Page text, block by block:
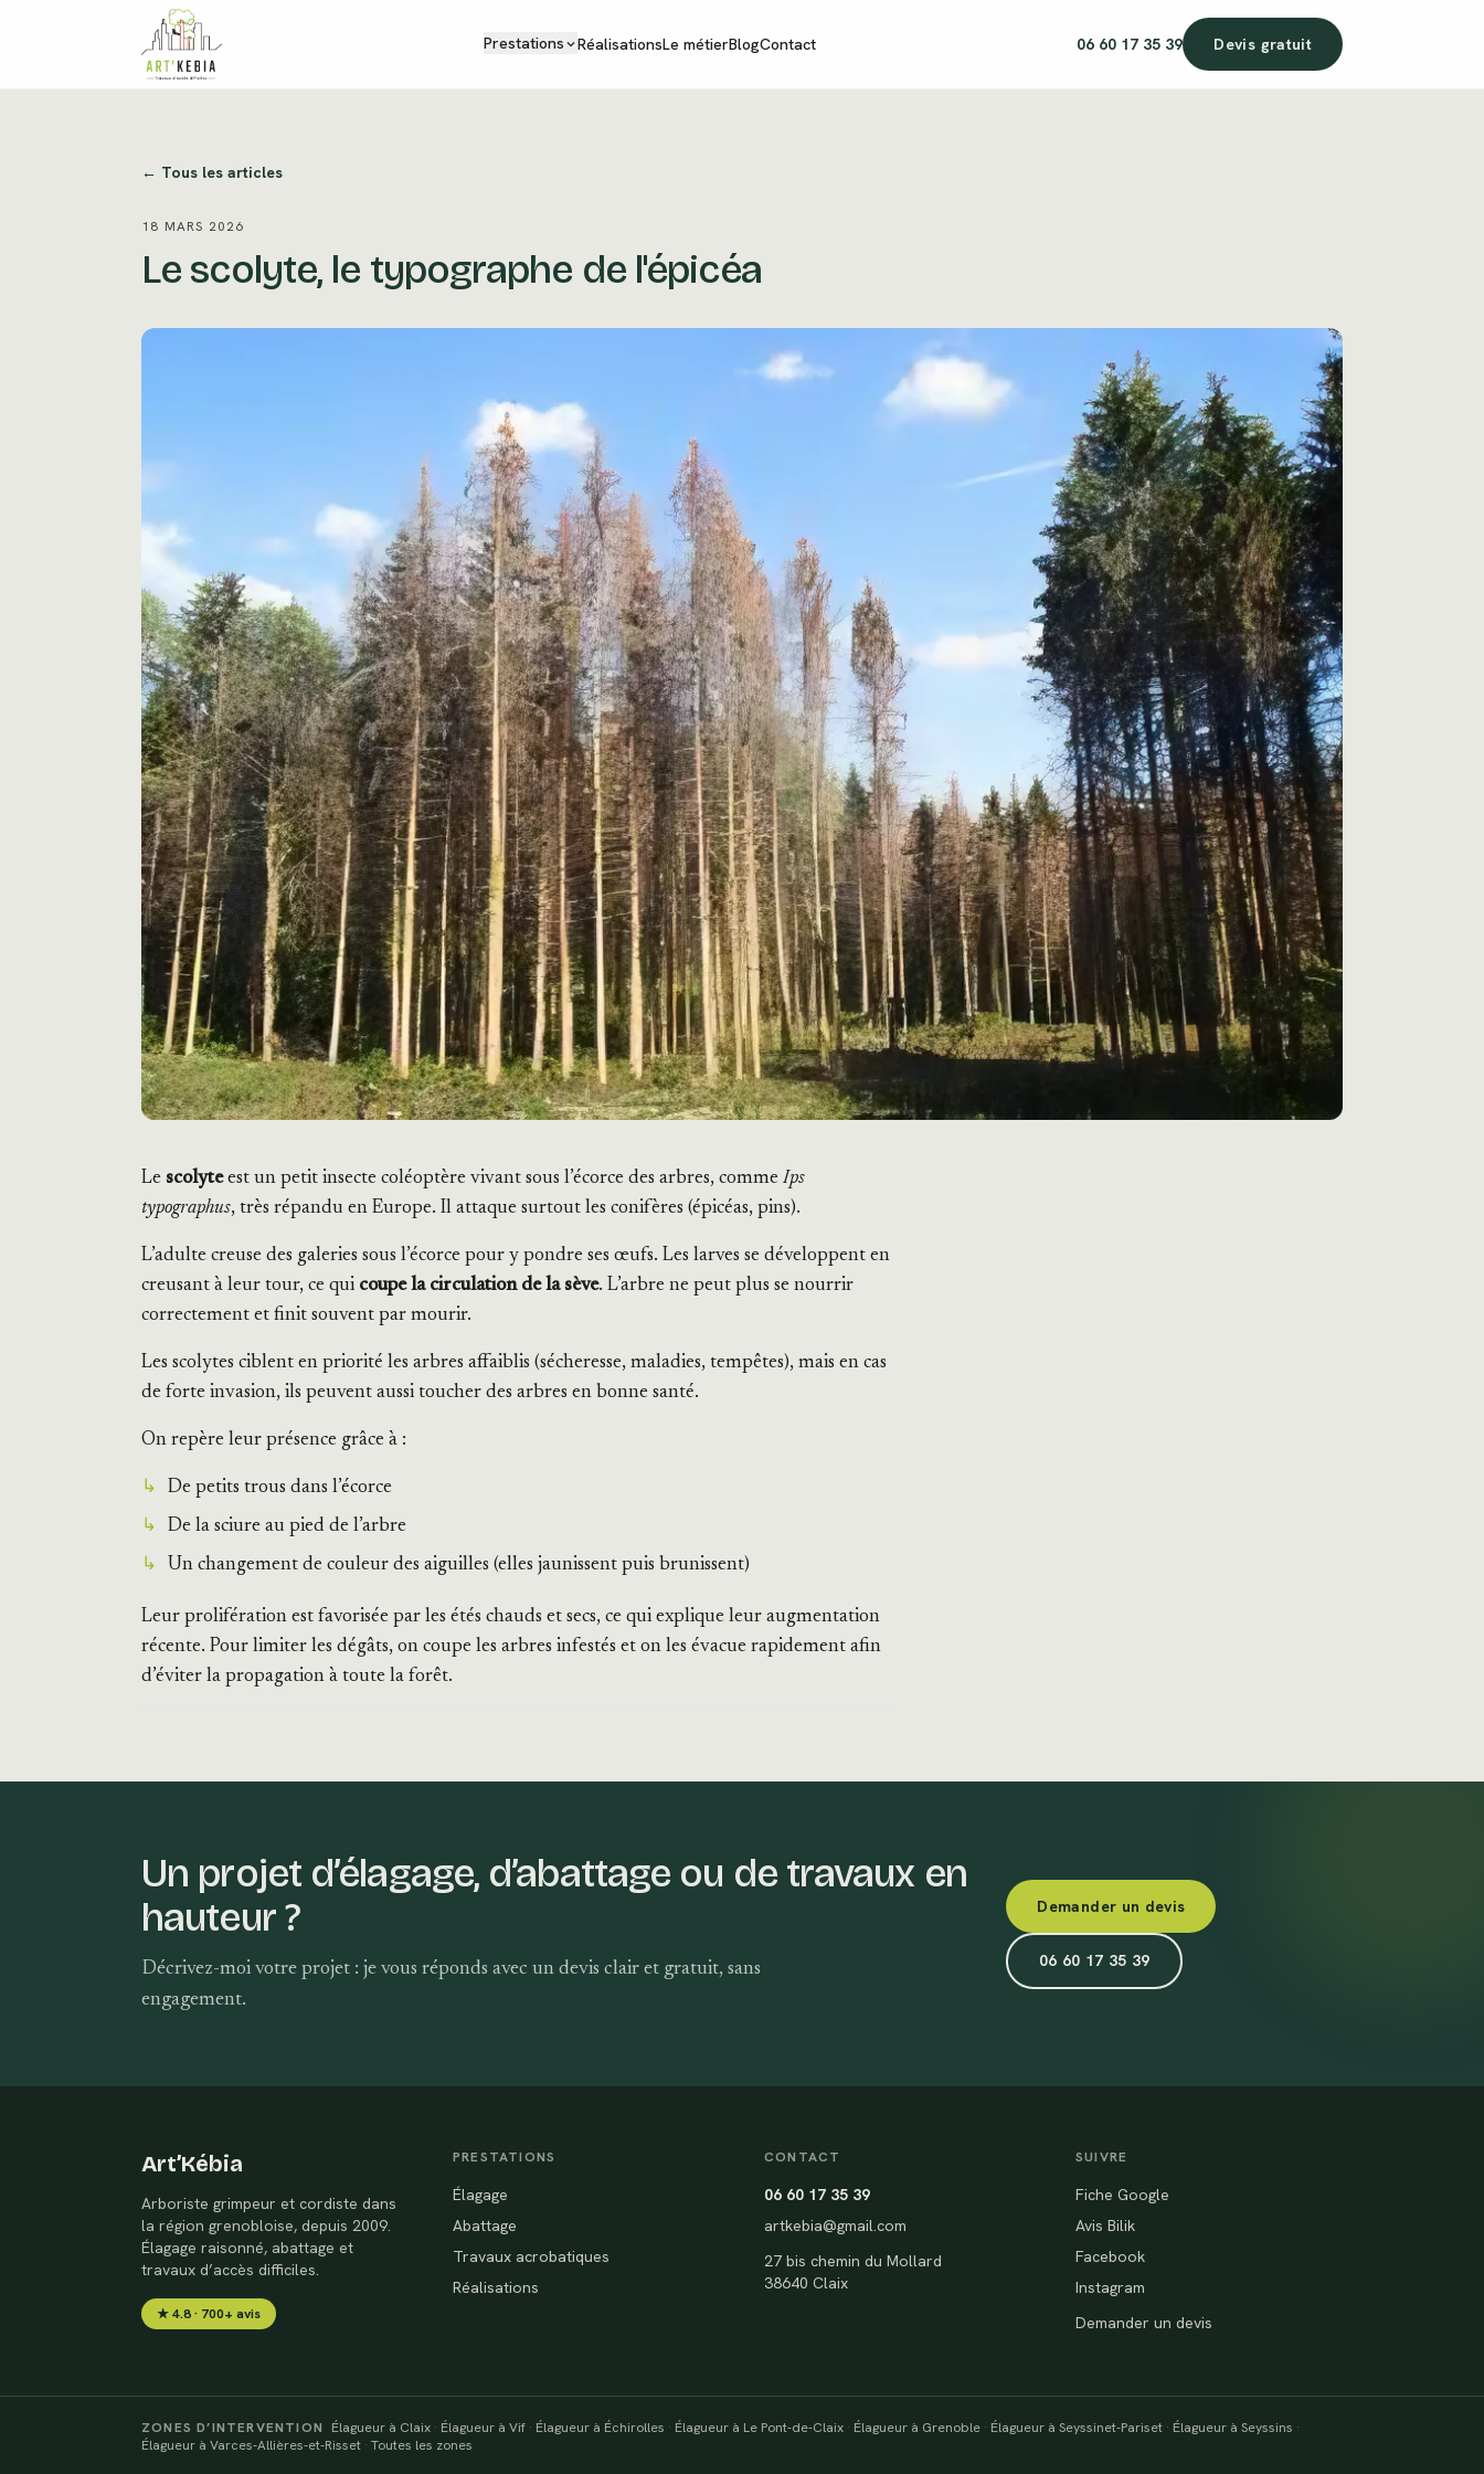
Prestations RéalisationsLe métierBlogContact 06 60 17 35 39 Devis gratuit
← Tous les articles
18 MARS 2026
Le scolyte, le typographe de l'épicéa
Le scolyteest un petit insecte coléoptère vivant sous l’écorce des arbres, comme Ips
typographus, très répandu en Europe. Il attaque surtout les conifères (épicéas, pins).
L’adulte creuse des galeries sous l’écorce pour y pondre ses œufs. Les larves se développent en
creusant à leur tour, ce qui coupe la circulation de la sève. L’arbre ne peut plus se nourrir
correctement et finit souvent par mourir.
Les scolytes ciblent en priorité les arbres affaiblis (sécheresse, maladies, tempêtes), mais en cas
de forte invasion, ils peuvent aussi toucher des arbres en bonne santé.
On repère leur présence grâce à :
De petits trous dans l’écorce
De la sciure au pied de l’arbre
Un changement de couleur des aiguilles (elles jaunissent puis brunissent)
Leur prolifération est favorisée par les étés chauds et secs, ce qui explique leur augmentation
récente. Pour limiter les dégâts, on coupe les arbres infestés et on les évacue rapidement afin
d’éviter la propagation à toute la forêt.
Un projet d’élagage, d’abattage ou de travaux en
hauteur ?
Décrivez-moi votre projet : je vous réponds avec un devis clair et gratuit, sans
engagement.
Demander un devis
06 60 17 35 39
Art’Kébia
Arboriste grimpeur et cordiste dans
la région grenobloise, depuis 2009.
Élagage raisonné, abattage et
travaux d’accès difficiles.
★ 4.8 · 700+ avis
PRESTATIONS
Élagage
Abattage
Travaux acrobatiques
Réalisations
CONTACT
06 60 17 35 39
artkebia@gmail.com
27 bis chemin du Mollard
38640 Claix
SUIVRE
Fiche Google
Avis Bilik
Facebook
Instagram
Demander un devis
ZONES D’INTERVENTION Élagueur à Claix · Élagueur à Vif · Élagueur à Échirolles · Élagueur à Le Pont-de-Claix · Élagueur à Grenoble · Élagueur à Seyssinet-Pariset · Élagueur à Seyssins ·
Élagueur à Varces-Allières-et-Risset · Toutes les zones